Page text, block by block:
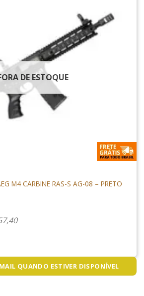
DE ESTOQUE
M4 CARBINE RAS-S AG-08 – PRETO
QUANDO ESTIVER DISPONÍVEL